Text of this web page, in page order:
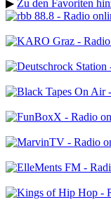
▶ Zu den Favoriten